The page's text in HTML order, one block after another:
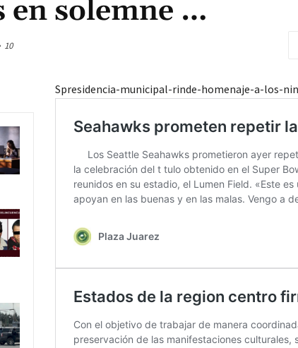
en solemne …
10
Spresidencia-municipal-rinde-homenaje-a-los-